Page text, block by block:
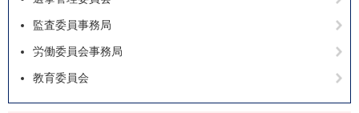
監査委員事務局
労働委員会事務局
教育委員会